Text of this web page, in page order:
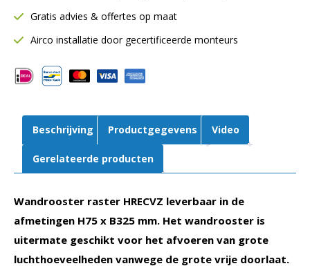
75
mm
325
mm
Retour
Aluminium
aantal
Gratis advies & offertes op maat
Airco installatie door gecertificeerde monteurs
Beschrijving Productgegevens Video
Gerelateerde producten
Wandrooster raster HRECVZ leverbaar in de
afmetingen H75 x B325 mm. Het wandrooster is
uitermate geschikt voor het afvoeren van grote
luchthoeveelheden vanwege de grote vrije doorlaat.